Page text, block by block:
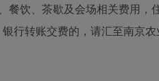
餐饮、茶歇及会场相关费用
行转账交费的，请汇至南京农